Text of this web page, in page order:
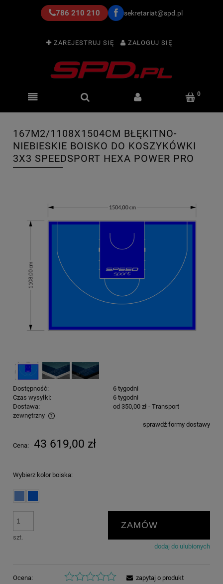
786 210 210 sekretariat@spd.pl
ZAREJESTRUJ SIĘ ZALOGUJ SIĘ
167M2/1108X1504CM BŁĘKITNO-
NIEBIESKIE BOISKO DO KOSZYKÓWKI
3X3 SPEEDSPORT HEXA POWER PRO
Dostępność:
6 tygodni
Czas wysyłki:
6 tygodni
Dostawa:
od 350,00 zł - Transport
zewnętrzny
Cena nie zawiera ewentualnych kosztów płatnościsprawdź formy dostawy
Cena: 43 619,00 zł
Wybierz kolor boiska:
szt.
ZAMÓW
dodaj do ulubionych
Ocena:
zapytaj o produkt